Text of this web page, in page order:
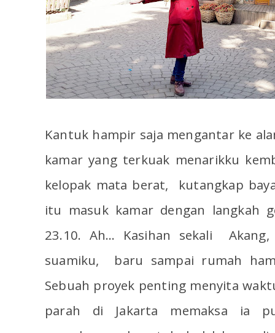
Kantuk hampir saja mengantar ke
kamar yang terkuak menarikku
kelopak mata berat, kutangkap
itu masuk kamar dengan
23.10. Ah... Kasihan sekali
suamiku, baru sampai rumah
Sebuah proyek penting menyita
parah di Jakarta memaksa ia